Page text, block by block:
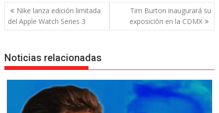
Navegación
de
entradas
Nike lanza edición limitada
del Apple Watch Series 3
Tim Burton inaugurará su
exposición en la CDMX
Noticias relacionadas